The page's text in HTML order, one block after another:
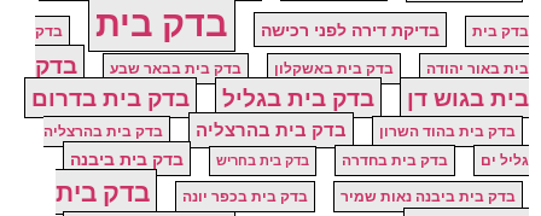
בדק בית בדיקת דירה לפני רכישה בדק בית בדק
בית באור יהודה בדק בית באשקלון בדק בית בבאר שבע
בדק
בית בגוש דן
בדק בית בגליל בדק בית בדרום
בדק בית בהוד השרון בדק בית בהרצליה
בדק בית בהרצליה
גליל ים
בדק בית בחדרה בדק בית בחריש בדק בית ביבנה
בדק בית ביבנה נאות שמיר בדק בית בכפר יונה
בדק בית